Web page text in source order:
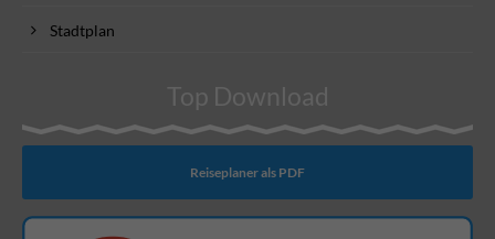
Stadtplan
Top Download
Reiseplaner als PDF